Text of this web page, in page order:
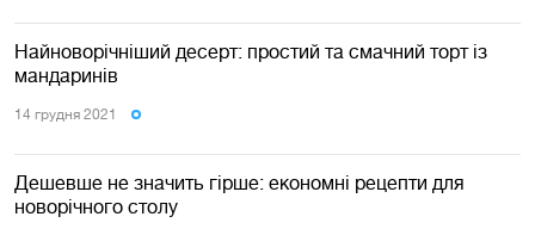
Найноворічніший десерт: простий та смачний торт із
мандаринів
14 грудня 2021
Дешевше не значить гірше: економні рецепти для
новорічного столу